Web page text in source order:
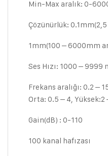
Min-Max aralık: 0-
Çözünürlük:
1mm(100 – 6000mm
Ses Hızı: 1000 – 9999
Frekans aralığı: 0.2 –
Orta: 0.5 – 4, Yüksek:2
Gain(dB) : 0-110
100 kanal hafızası